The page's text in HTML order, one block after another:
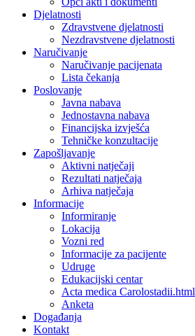
Djelatnosti
Zdravstvene djelatnosti
Nezdravstvene djelatnosti
Naručivanje
Naručivanje pacijenata
Lista čekanja
Poslovanje
Javna nabava
Jednostavna nabava
Financijska izvješća
Tehničke konzultacije
Zapošljavanje
Aktivni natječaji
Rezultati natječaja
Arhiva natječaja
Informacije
Informiranje
Lokacija
Vozni red
Informacije za pacijente
Udruge
Edukacijski centar
Acta medica Carolostadii.html
Anketa
Događanja
Kontakt